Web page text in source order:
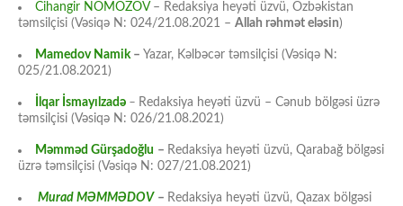
Cihangir NOMOZOV– Redaksiya heyəti üzvü, Özbəkistan
təmsilçisi (Vəsiqə N: 024/21.08.2021 – Allah rəhmət eləsin)
Mamedov Namik– Yazar, Kəlbəcər təmsilçisi (Vəsiqə N:
025/21.08.2021)
İlqar İsmayılzadə – Redaksiya heyəti üzvü – Cənub bölgəsi üzrə
təmsilçisi (Vəsiqə N: 026/21.08.2021)
Məmməd Gürşadoğlu – Redaksiya heyəti üzvü, Qarabağ bölgəsi
üzrə təmsilçisi (Vəsiqə N: 027/21.08.2021)
Murad MƏMMƏDOV – Redaksiya heyəti üzvü, Qazax bölgəsi